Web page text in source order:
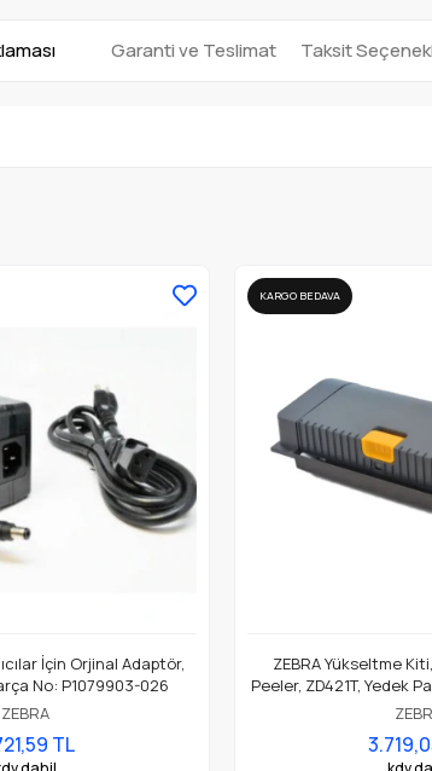
Garanti ve Teslimat Taksit
İçin Orjinal Adaptör,
No: P1079903-026
ZEBRA
TL
KARGO BEDAVA
ZEBRA Yükseltme Kiti,
Peeler, ZD421T, Yedek